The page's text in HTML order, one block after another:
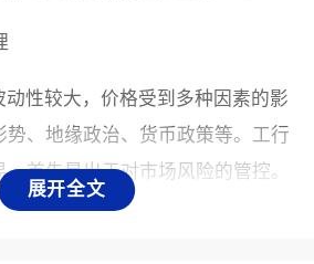
展开全文
性较大，价格受到多种因素的影
、地缘政治、货币政策等。工行
首先是出于对市场风险的管控。
加剧的背景下，贵金属价格波动可